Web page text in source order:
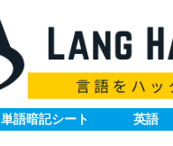
単語暗記シート 英語